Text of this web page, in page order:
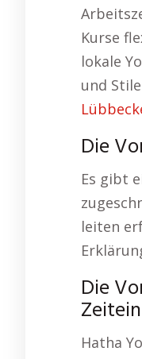
Kurse
lokale
und
Die
Es gibt
leiten
Die
Hatha